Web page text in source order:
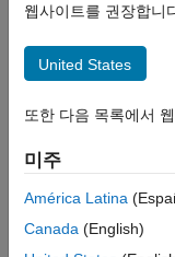
Micha
Last
대략 3년
활동
Followers:
웹사이트를 권장합니
United States
또한 다음 목록에서
미주
América Latina
Canada (English)